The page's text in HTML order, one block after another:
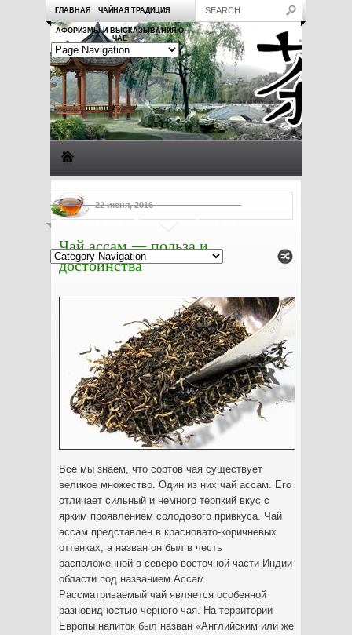
ГЛАВНАЯ ЧАЙНАЯ ТРАДИЦИЯ
АФОРИЗМЫ И ВЫСКАЗЫВАНИЯ О
ЧАЕ
Рецепты с чаем Полезные свойства чая
22 июня, 2016
Чай ассам — польза и
достоинства
Все мы знаем, что сортов чая существует
великое множество. Один из них чай ассам. Его
отличает сильный и немного терпкий вкус с
ярким проявлением солодового привкуса. Чай
ассам представлен в красновато-коричневых
оттенках, а назван он был в честь
расположенной в северо-восточной части Индии
области под названием Ассам.
Рассматриваемый чай является особенной
разновидностью черного чая. На территории
Европы напиток был назван «Английским или же